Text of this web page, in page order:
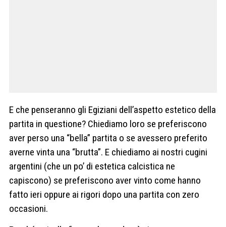
E che penseranno gli Egiziani dell’aspetto estetico della
partita in questione? Chiediamo loro se preferiscono
aver perso una “bella” partita o se avessero preferito
averne vinta una “brutta”. E chiediamo ai nostri cugini
argentini (che un po’ di estetica calcistica ne
capiscono) se preferiscono aver vinto come hanno
fatto ieri oppure ai rigori dopo una partita con zero
occasioni.